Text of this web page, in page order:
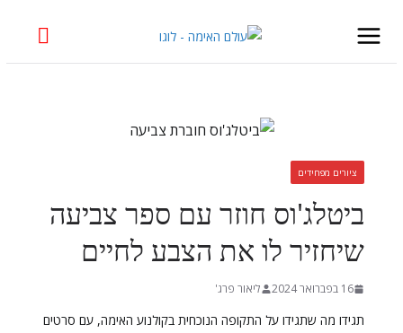
ציורים מפחידים
ביטלג'וס חוזר עם ספר צביעה
שיחזיר לו את הצבע לחיים
16 בפברואר 2024 ליאור פרג'
תגידו מה שתגידו על התקופה הנוכחית בקולנוע האימה, עם סרטים